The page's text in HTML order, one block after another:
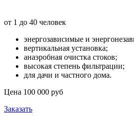
от 1 до 40 человек
энергозависимые и
вертикальная установка;
анаэробная очистка стоков;
высокая степень фильтрации;
для дачи и частного дома.
Цена 100 000 руб
Заказать